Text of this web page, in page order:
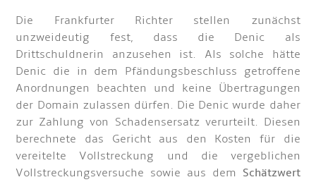
Die Frankfurter Richter stellen zunächst
unzweideutig fest, dass die Denic als
Drittschuldnerin anzusehen ist. Als solche hätte
Denic die in dem Pfändungsbeschluss getroffene
Anordnungen beachten und keine Übertragungen
der Domain zulassen dürfen. Die Denic wurde daher
zur Zahlung von Schadensersatz verurteilt. Diesen
berechnete das Gericht aus den Kosten für die
vereitelte Vollstreckung und die vergeblichen
Vollstreckungsversuche sowie aus dem Schätzwert